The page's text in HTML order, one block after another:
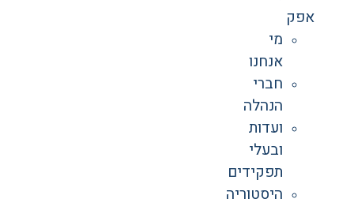
אפק
מי
אנחנו
חברי
הנהלה
ועדות
ובעלי
תפקידים
היסטוריה